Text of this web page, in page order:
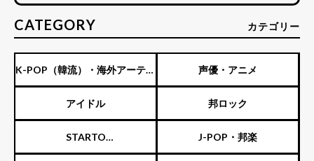
CATEGORY カテゴリー
K-POP（韓流）・海外アーティ
スト
声優・アニメ
アイドル 邦ロック
STARTO J-POP・邦楽